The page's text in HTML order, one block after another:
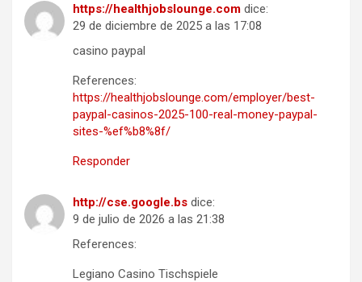
https://healthjobslounge.com dice:
29 de diciembre de 2025 a las 17:08
casino paypal
References:
https://healthjobslounge.com/employer/best-
paypal-casinos-2025-100-real-money-paypal-
sites-%ef%b8%8f/
Responder
http://cse.google.bs dice:
9 de julio de 2026 a las 21:38
References:
Legiano Casino Tischspiele